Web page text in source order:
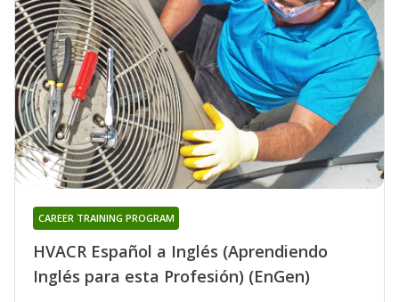
HVACR Español a Inglés (Aprendiendo
Inglés para esta Profesión) (EnGen)
CAREER TRAINING PROGRAM